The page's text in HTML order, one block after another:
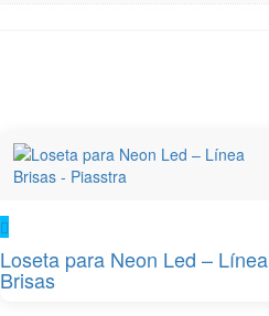
Loseta para Neon Led – Línea
Brisas